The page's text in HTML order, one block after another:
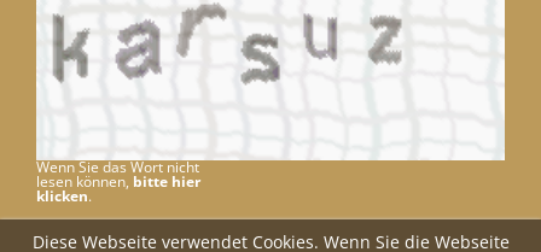
Wenn Sie das Wort nicht
lesen können, bitte hier
klicken.
Diese Webseite verwendet Cookies. Wenn Sie die Webseite